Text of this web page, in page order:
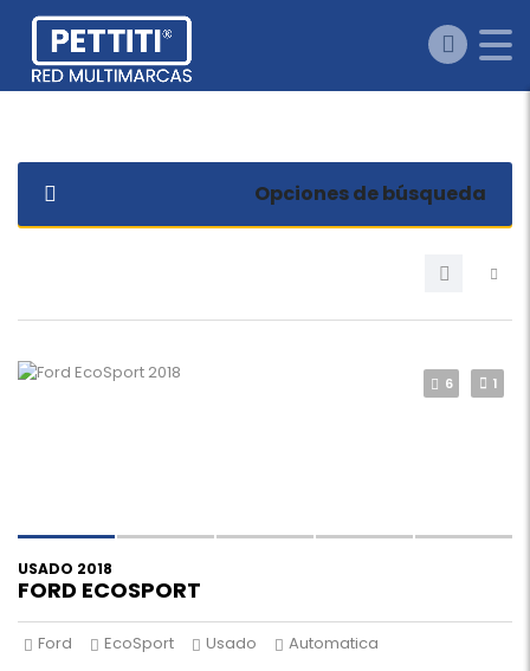
Opciones de búsqueda
6 1
USADO 2018
FORD ECOSPORT
Ford EcoSport Usado
Automatica